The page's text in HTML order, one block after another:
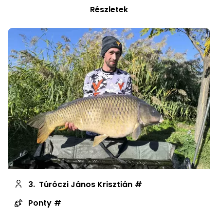
Részletek
3. Túróczi János Krisztián
Ponty